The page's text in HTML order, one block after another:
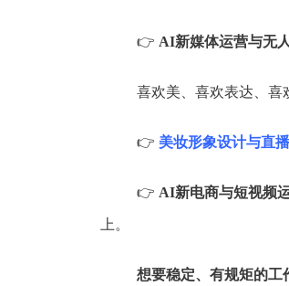
👉 AI新媒体运营与无
喜欢美、喜欢表达、喜
👉 美妆形象设计与直
👉 AI新电商与短视频
上。
想要稳定、有规矩的工